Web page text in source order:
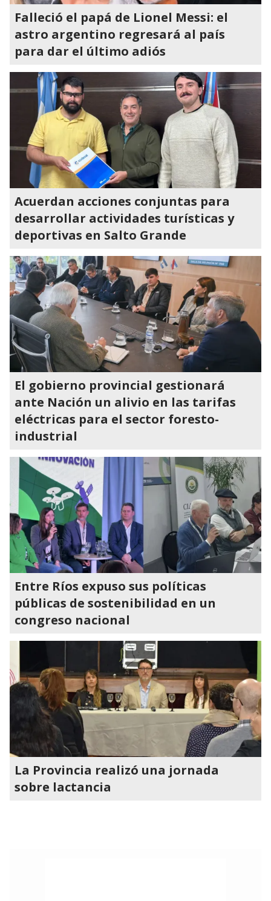
Falleció el papá de Lionel Messi: el
astro argentino regresará al país
para dar el último adiós
Acuerdan acciones conjuntas para
desarrollar actividades turísticas y
deportivas en Salto Grande
El gobierno provincial gestionará
ante Nación un alivio en las tarifas
eléctricas para el sector foresto-
industrial
Entre Ríos expuso sus políticas
públicas de sostenibilidad en un
congreso nacional
La Provincia realizó una jornada
sobre lactancia